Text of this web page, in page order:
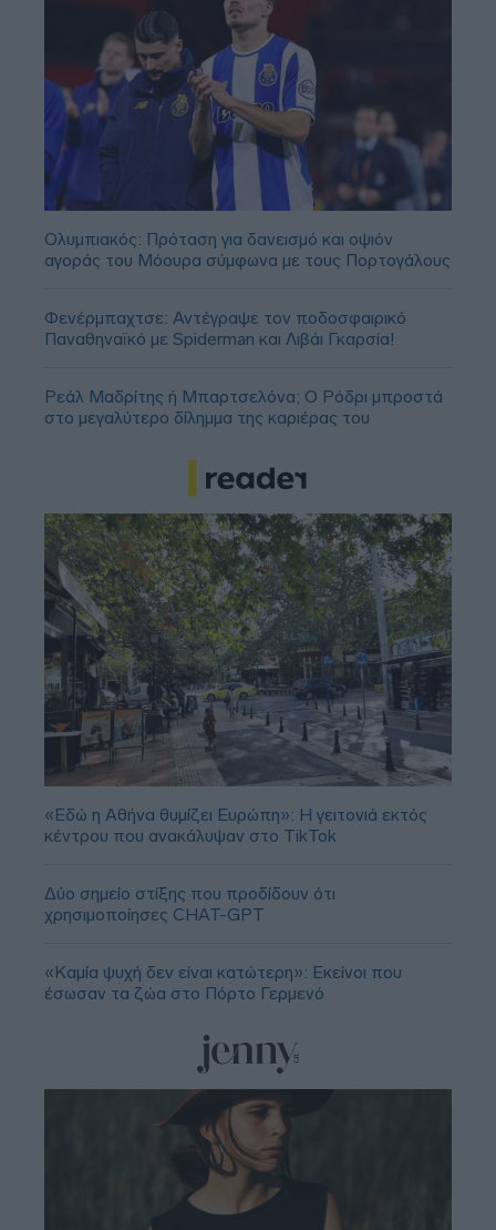
Ολυμπιακός: Πρόταση για δανεισμό και οψιόν
αγοράς του Μόουρα σύμφωνα με τους Πορτογάλους
Φενέρμπαχτσε: Αντέγραψε τον ποδοσφαιρικό
Παναθηναϊκό με Spiderman και Λιβάι Γκαρσία!
Ρεάλ Μαδρίτης ή Μπαρτσελόνα; Ο Ρόδρι μπροστά
στο μεγαλύτερο δίλημμα της καριέρας του
«Εδώ η Αθήνα θυμίζει Ευρώπη»: H γειτονιά εκτός
κέντρου που ανακάλυψαν στο TikTok
Δύο σημείο στίξης που προδίδουν ότι
χρησιμοποίησες CHAT-GPT
«Καμία ψυχή δεν είναι κατώτερη»: Εκείνοι που
έσωσαν τα ζώα στο Πόρτο Γερμενό